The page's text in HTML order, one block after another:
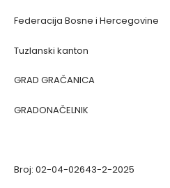
Federacija Bosne i Hercegovine
Tuzlanski kanton
GRAD GRAČANICA
GRADONAČELNIK
Broj: 02-04-02643-2-2025